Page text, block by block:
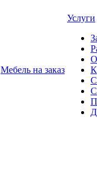
Мебель на заказ
Услуги